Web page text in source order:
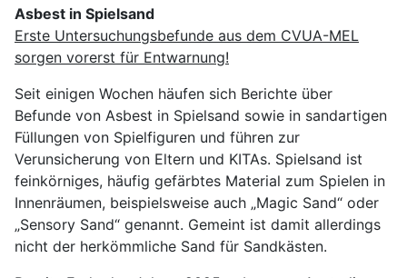
Asbest in Spielsand
Erste Untersuchungsbefunde aus dem CVUA-MEL
sorgen vorerst für Entwarnung!
Seit einigen Wochen häufen sich Berichte über
Befunde von Asbest in Spielsand sowie in sandartigen
Füllungen von Spielfiguren und führen zur
Verunsicherung von Eltern und KITAs. Spielsand ist
feinkörniges, häufig gefärbtes Material zum Spielen in
Innenräumen, beispielsweise auch „Magic Sand“ oder
„Sensory Sand“ genannt. Gemeint ist damit allerdings
nicht der herkömmliche Sand für Sandkästen.